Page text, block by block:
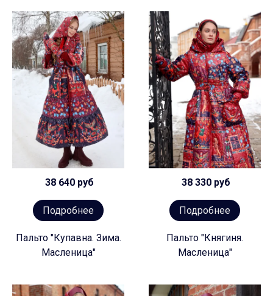
38 640 руб
Подробнее
Пальто "Купавна. Зима.
Масленица"
38 330 руб
Подробнее
Пальто "Княгиня.
Масленица"